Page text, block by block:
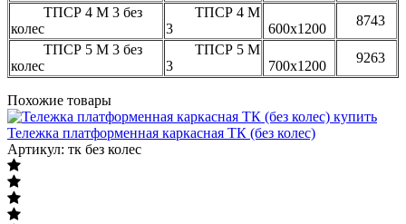
ТПСР 4 М 3 без
колес
ТПСР 4 М
3
600х1200
8743
ТПСР 5 М 3 без
колес
ТПСР 5 М
3
700х1200
9263
Похожие товары
Тележка платформенная каркасная ТК (без колес)
Артикул: тк без колес